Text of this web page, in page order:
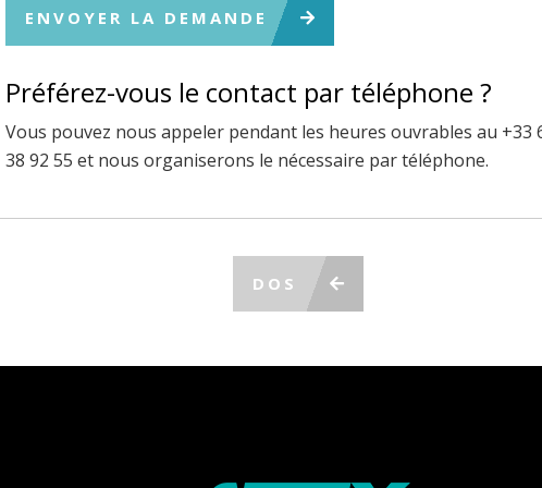
ENVOYER LA DEMANDE
Préférez-vous le contact par téléphone ?
Vous pouvez nous appeler pendant les heures ouvrables au +33
38 92 55 et nous organiserons le nécessaire par téléphone.
DOS